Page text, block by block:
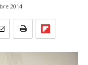
2014